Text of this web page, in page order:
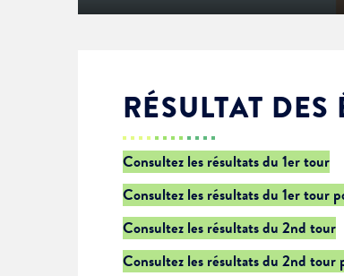
Solidarité
Annuaires & carte interactive
Je suis senior
Je suis étudiant
Location de salles
Urbanisme
RÉSULTAT
Consultez les résultats du 1er tour
Consultez les résultats du 1er tour
Consultez les résultats du 2nd tour
Consultez les résultats du 2nd tour